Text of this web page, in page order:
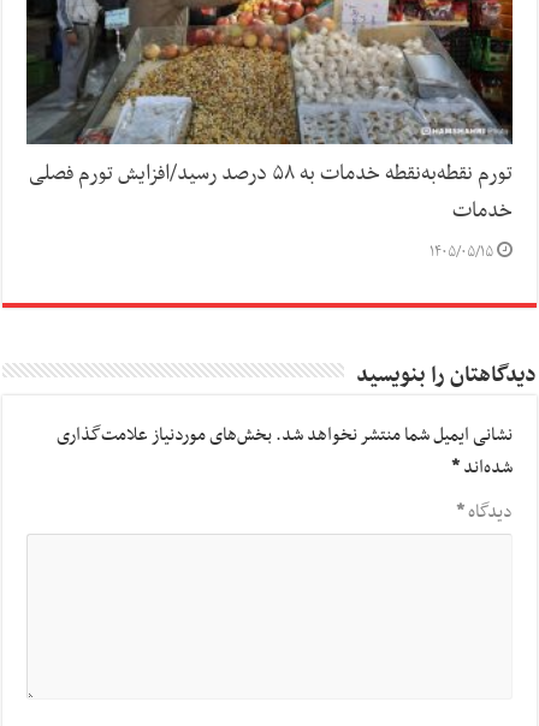
تورم نقطه‌به‌نقطه خدمات به ۵۸ درصد رسید/افزایش تورم فصلی
خدمات
۱۴۰۵/۰۵/۱۵
دیدگاهتان را بنویسید
نشانی ایمیل شما منتشر نخواهد شد.بخش‌های موردنیاز علامت‌گذاری
شده‌اند*
دیدگاه*